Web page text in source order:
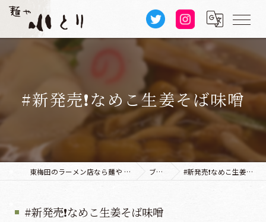
#新発売❗️なめこ生姜そば味噌
東梅田のラーメン店なら麺や 小とり 本店 ブログ #新発売❗️なめこ生姜そば味噌
#新発売❗️なめこ生姜そば味噌